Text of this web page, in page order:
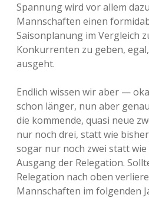
Spannung wird vor allem
Mannschaften einen
Saisonplanung im Vergleich
Konkurrenten zu geben,
ausgeht.
Endlich wissen wir aber —
schon länger, nun aber
die kommende, quasi neue
nur noch drei, statt wie
sogar nur noch zwei statt
Ausgang der Relegation.
Relegation nach oben
Mannschaften im folgenden